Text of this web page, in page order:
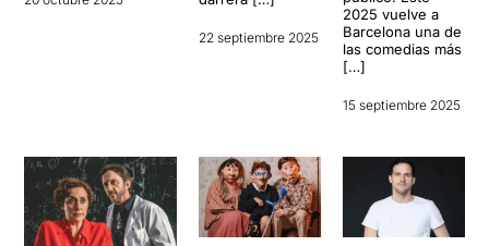
22 septiembre 2025
2025 vuelve a
Barcelona una de
las comedias más
[…]
15 septiembre 2025